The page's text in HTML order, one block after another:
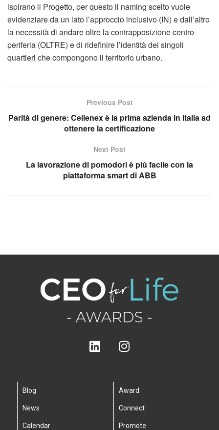
ispirano il Progetto, per questo il naming scelto vuole
evidenziare da un lato l’approccio inclusivo (IN) e dall’altro
la necessità di andare oltre la contrapposizione centro-
periferia (OLTRE) e di ridefinire l’identità dei singoli
quartieri che compongono il territorio urbano.
Previous Post
Parità di genere: Cellenex è la prima azienda in Italia ad
ottenere la certificazione
Next Post
La lavorazione di pomodori è più facile con la
piattaforma smart di ABB
Blog
News
Calendar
Award
Connect
Promote